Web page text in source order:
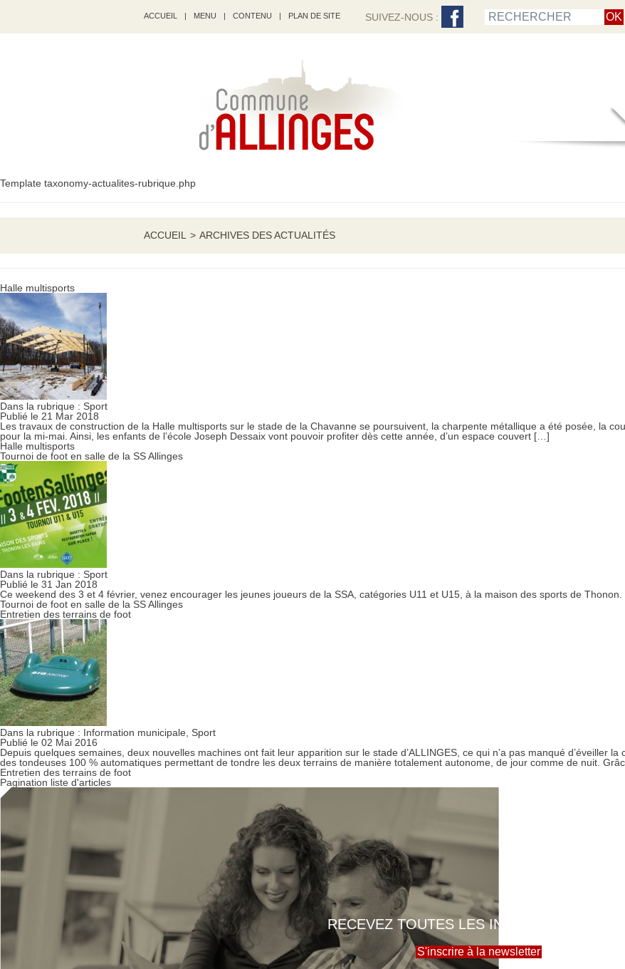
ACCUEIL | MENU | CONTENU | PLAN DE SITE SUIVEZ-NOUS :
Template taxonomy-actualites-rubrique.php
ACCUEIL > ARCHIVES DES ACTUALITÉS
Halle multisports
Dans la rubrique : Sport
Publié le 21 Mar 2018
Les travaux de construction de la Halle multisports sur le stade de la Chavanne se poursuivent, la charpente métallique a été posée, la
pour la mi-mai. Ainsi, les enfants de l’école Joseph Dessaix vont pouvoir profiter dès cette année, d’un espace couvert […]
Halle multisports
Tournoi de foot en salle de la SS Allinges
Dans la rubrique : Sport
Publié le 31 Jan 2018
Ce weekend des 3 et 4 février, venez encourager les jeunes joueurs de la SSA, catégories U11 et U15, à la maison des sports de
Tournoi de foot en salle de la SS Allinges
Entretien des terrains de foot
Dans la rubrique : Information municipale Sport
Publié le 02 Mai 2016
Depuis quelques semaines, deux nouvelles machines ont fait leur apparition sur le stade d’ALLINGES, ce qui n’a pas manqué d’éveiller
des tondeuses 100 % automatiques permettant de tondre les deux terrains de manière totalement autonome, de jour comme de nuit.
Entretien des terrains de foot
Pagination liste d'articles
RECEVEZ TOUTES LES INFOS DE LA MAIRIE
S'inscrire à la newsletter